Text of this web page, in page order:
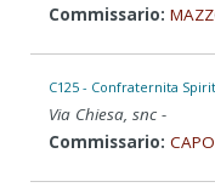
Commissario:
C125 - Confraternita
Via Chiesa, snc -
Commissario: